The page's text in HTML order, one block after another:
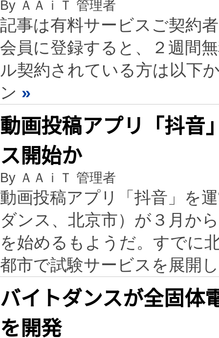
By ＡＡｉＴ 管理者
記事は有料サービスご契約
会員に登録すると、２週間
ル契約されている方は以下
ン »
動画投稿アプリ「抖音
ス開始か
By ＡＡｉＴ 管理者
動画投稿アプリ「抖音」を
ダンス、北京市）が３月か
を始めるもようだ。すでに
都市で試験サービスを展開
バイトダンスが全固体
を開発